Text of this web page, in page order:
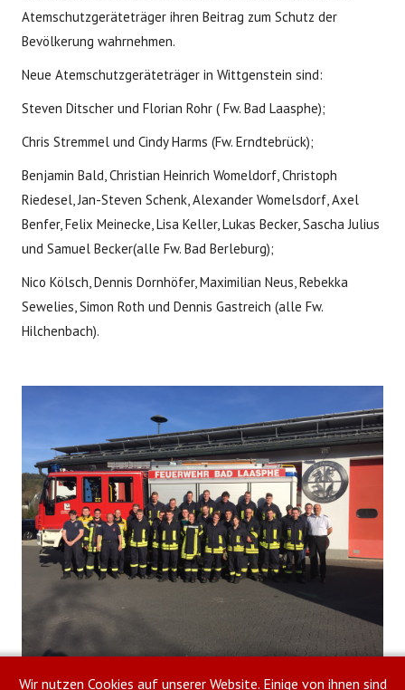
Atemschutzgeräteträger ihren Beitrag zum Schutz der
Bevölkerung wahrnehmen.
Neue Atemschutzgeräteträger in Wittgenstein sind:
Steven Ditscher und Florian Rohr ( Fw. Bad Laasphe);
Chris Stremmel und Cindy Harms (Fw. Erndtebrück);
Benjamin Bald, Christian Heinrich Womeldorf, Christoph
Riedesel, Jan-Steven Schenk, Alexander Womelsdorf, Axel
Benfer, Felix Meinecke, Lisa Keller, Lukas Becker, Sascha Julius
und Samuel Becker(alle Fw. Bad Berleburg);
Nico Kölsch, Dennis Dornhöfer, Maximilian Neus, Rebekka
Sewelies, Simon Roth und Dennis Gastreich (alle Fw.
Hilchenbach).
Drucken E-Mail
Wir nutzen Cookies auf unserer Website. Einige von ihnen sind